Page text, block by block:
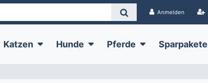
Anmelden
Katzen Hunde Pferde Sparpakete